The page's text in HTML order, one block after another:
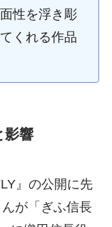
性を浮き彫
くれる作品
影響
』の公開に先
が「ぎふ信長